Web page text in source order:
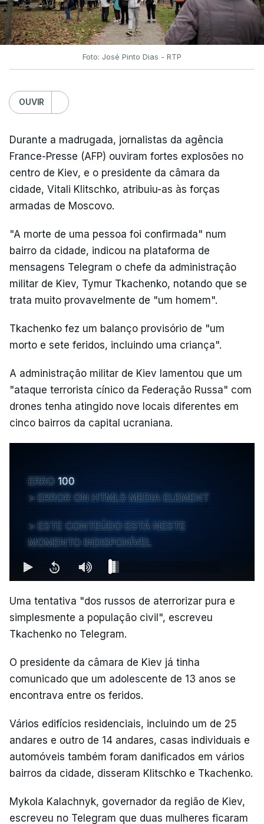
Foto: José Pinto Dias - RTP
OUVIR
Durante a madrugada, jornalistas da agência
France-Presse (AFP) ouviram fortes explosões no
centro de Kiev, e o presidente da câmara da
cidade, Vitali Klitschko, atribuiu-as às forças
armadas de Moscovo.
"A morte de uma pessoa foi confirmada" num
bairro da cidade, indicou na plataforma de
mensagens Telegram o chefe da administração
militar de Kiev, Tymur Tkachenko, notando que se
trata muito provavelmente de "um homem".
Tkachenko fez um balanço provisório de "um
morto e sete feridos, incluindo uma criança".
A administração militar de Kiev lamentou que um
"ataque terrorista cínico da Federação Russa" com
drones tenha atingido nove locais diferentes em
cinco bairros da capital ucraniana.
ERRO 100
ERROR ON HTML5 MEDIA ELEMENT
ESTE CONTEÚDO ESTÁ NESTE
MOMENTO INDISPONÍVEL
Uma tentativa "dos russos de aterrorizar pura e
simplesmente a população civil", escreveu
Tkachenko no Telegram.
O presidente da câmara de Kiev já tinha
comunicado que um adolescente de 13 anos se
encontrava entre os feridos.
Vários edifícios residenciais, incluindo um de 25
andares e outro de 14 andares, casas individuais e
automóveis também foram danificados em vários
bairros da cidade, disseram Klitschko e Tkachenko.
Mykola Kalachnyk, governador da região de Kiev,
escreveu no Telegram que duas mulheres ficaram